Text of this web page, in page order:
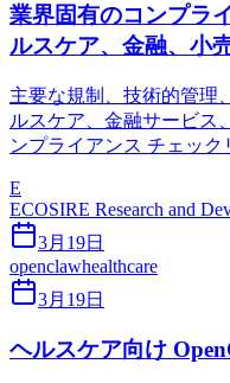
業界固有のコンプラ
ルスケア、金融、小
主要な規制、技術的管理
ルスケア、金融サービス
ンプライアンス チェック
E
ECOSIRE Research and
3月19日
openclawhealthcare
3月19日
ヘルスケア向け